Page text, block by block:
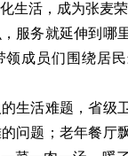
生活，成为张麦
务就延伸到哪
领成员们围绕居
活难题，省级
问题；老年餐厅